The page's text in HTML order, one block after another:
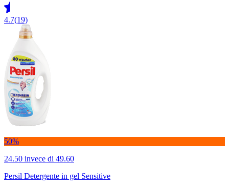
4.7(19)
50%
24.50 invece di 49.60
Persil Detergente in gel Sensitive